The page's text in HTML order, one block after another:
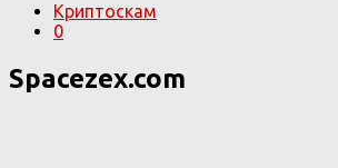
Криптоскам
0
Spacezex.com